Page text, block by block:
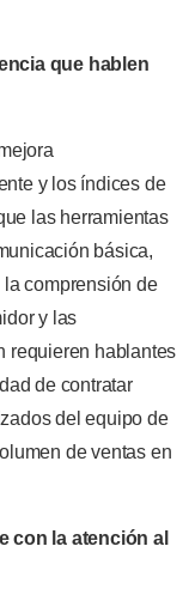
que hablen
y los índices de
las herramientas
básica,
comprensión de
y las
requieren hablantes
de contratar
del equipo de
de ventas en
con la atención al